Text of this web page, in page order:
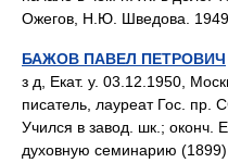
Ожегов, Н.Ю. Шведова.
БАЖОВ ПАВЕЛ ПЕТРОВИЧ
з д, Екат. у. 03.12.1950,
писатель, лауреат Гос. пр.
Учился в завод. шк.; оконч.
духовную семинарию